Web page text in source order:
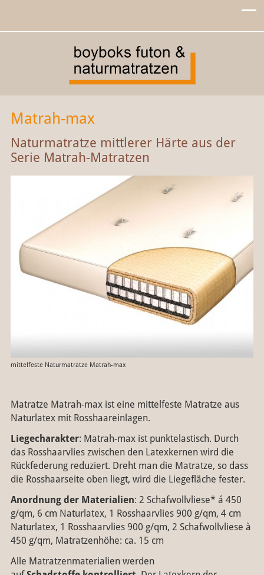
Matrah-max
Naturmatratze mittlerer Härte aus der
Serie Matrah-Matratzen
mittelfeste Naturmatratze Matrah-max
Matratze Matrah-max ist eine mittelfeste Matratze aus
Naturlatex mit Rosshaareinlagen.
Liegecharakter: Matrah-max ist punktelastisch. Durch
das Rosshaarvlies zwischen den Latexkernen wird die
Rückfederung reduziert. Dreht man die Matratze, so dass
die Rosshaarseite oben liegt, wird die Liegefläche fester.
Anordnung der Materialien: 2 Schafwollvliese* á 450
g/qm, 6 cm Naturlatex, 1 Rosshaarvlies 900 g/qm, 4 cm
Naturlatex, 1 Rosshaarvlies 900 g/qm, 2 Schafwollvliese à
450 g/qm, Matratzenhöhe: ca. 15 cm
Alle Matratzenmaterialien werden